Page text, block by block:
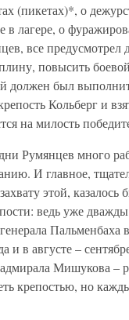
(пикетах)*, о
в лагере, о
все предусмотрел
повысить
должен был
Кольберг и
на милость
Румянцев много
И главное,
этой, казалось
ведь уже
Пальменбаха
и в августе –
Мишукова –
крепостью, но